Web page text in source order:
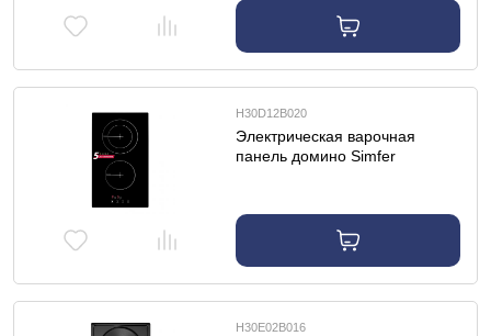
H30D12B020
Электрическая варочная
панель домино Simfer
H30E02B016